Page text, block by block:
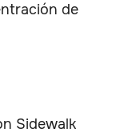
de
Sidewalk